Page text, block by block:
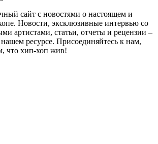
сайт с новостями о настоящем и
Новости, эксклюзивные интервью со
артистами, статьи, отчеты и рецензии –
нашем ресурсе. Присоединяйтесь к нам,
что хип-хоп жив!